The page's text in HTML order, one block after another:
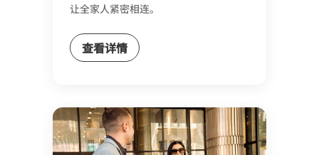
让全家人紧密相连。
查看详情